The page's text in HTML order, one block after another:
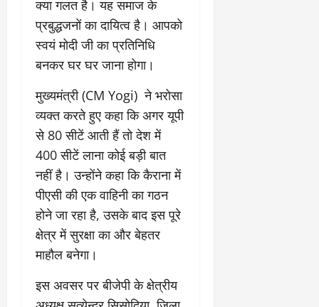
क्या गलत है। यह समाज के
प्रबुद्धजनों का दायित्व है। आपको
स्वयं मोदी जी का प्रतिनिधि
बनकर घर घर जाना होगा।
मुख्यमंत्री (CM Yogi) ने भरोसा
व्यक्त करते हुए कहा कि अगर यूपी
से 80 सीटें आती हैं तो देश में
400 सीटें लाना कोई बड़ी बात
नहीं है। उन्होंने कहा कि कैराना में
पीएसी की एक वाहिनी का गठन
होने जा रहा है, उसके बाद इस पूरे
क्षेत्र में सुरक्षा का और बेहतर
माहौल बनेगा।
इस अवसर पर बीजेपी के क्षेत्रीय